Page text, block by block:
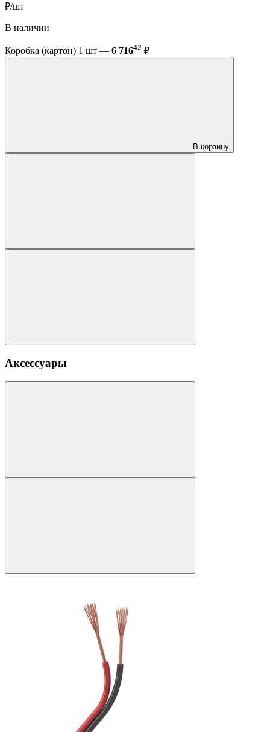
₽/шт
В наличии
Коробка (картон) 1 шт — 6 71642 ₽
В корзину
Аксессуары